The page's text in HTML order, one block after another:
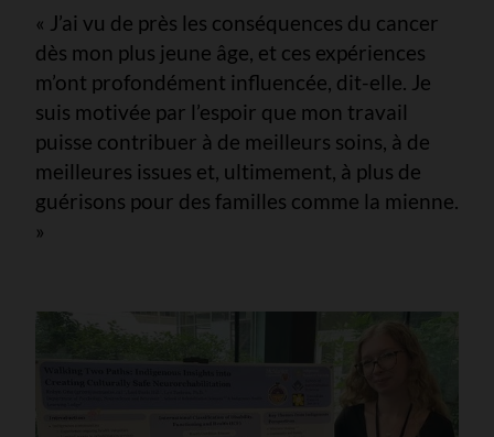
« J’ai vu de près les conséquences du cancer
dès mon plus jeune âge, et ces expériences
m’ont profondément influencée, dit-elle. Je
suis motivée par l’espoir que mon travail
puisse contribuer à de meilleurs soins, à de
meilleures issues et, ultimement, à plus de
guérisons pour des familles comme la mienne.
»